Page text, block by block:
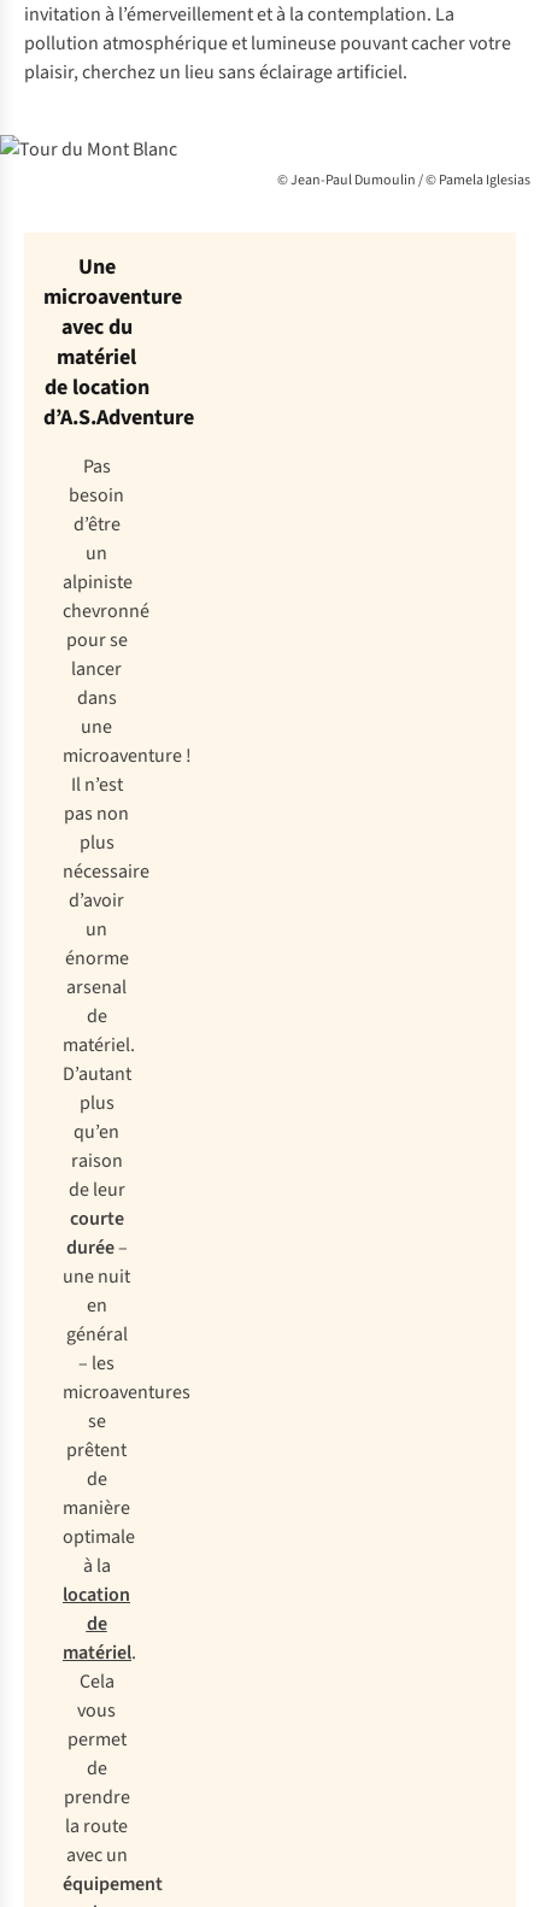
invitation à l’émerveillement et à la contemplation. La
pollution atmosphérique et lumineuse pouvant cacher votre
plaisir, cherchez un lieu sans éclairage artificiel.
© Jean-Paul Dumoulin / © Pamela Iglesias
Une
microaventure
avec du
matériel
de location
d’A.S.Adventure
Pas
besoin
d’être
un
alpiniste
chevronné
pour se
lancer
dans
une
microaventure !
Il n’est
pas non
plus
nécessaire
d’avoir
un
énorme
arsenal
de
matériel.
D’autant
plus
qu’en
raison
de leur
courte
durée–
une nuit
en
général
– les
microaventures
se
prêtent
de
manière
optimale
à la
location
de
matériel.
Cela
vous
permet
de
prendre
la route
avec un
équipement